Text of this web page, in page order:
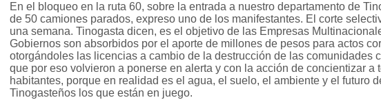
En el bloqueo en la ruta 60, sobre la entrada a nuestro departamento de
de 50 camiones parados, expreso uno de los manifestantes. El corte
una semana. Tinogasta dicen, es el objetivo de las Empresas
Gobiernos son absorbidos por el aporte de millones de pesos para actos
otorgándoles las licencias a cambio de la destrucción de las comunidades
que por eso volvieron a ponerse en alerta y con la acción de concientizar a
habitantes, porque en realidad es el agua, el suelo, el ambiente y el futuro
Tinogasteños los que están en juego.